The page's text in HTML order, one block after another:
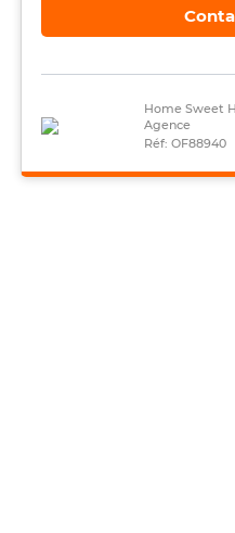
Home Sweet
Agence
Réf: OF88940